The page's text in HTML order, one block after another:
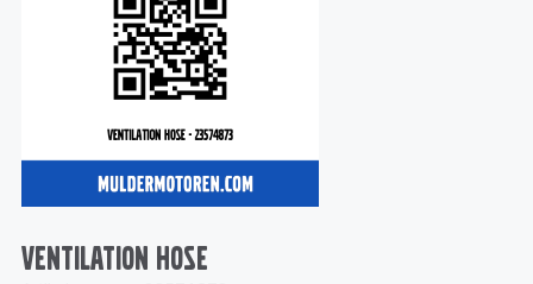
Onderdelen
Bedrijfsvaart
Onderdelen
Motoren
Onderdelen
Service
Motoren
Service en onderhoud
VENTILATION HOSE